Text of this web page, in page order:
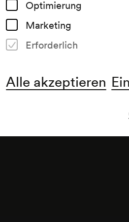
Optimierung
Marketing
Erforderlich
Alle akzeptieren